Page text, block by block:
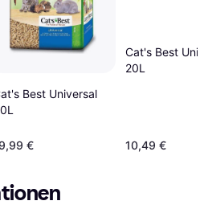
Best Universal
€
Cat's Best
20L
10,49 €